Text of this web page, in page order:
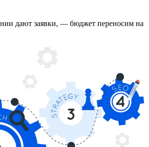
дают заявки, — бюджет переносим на